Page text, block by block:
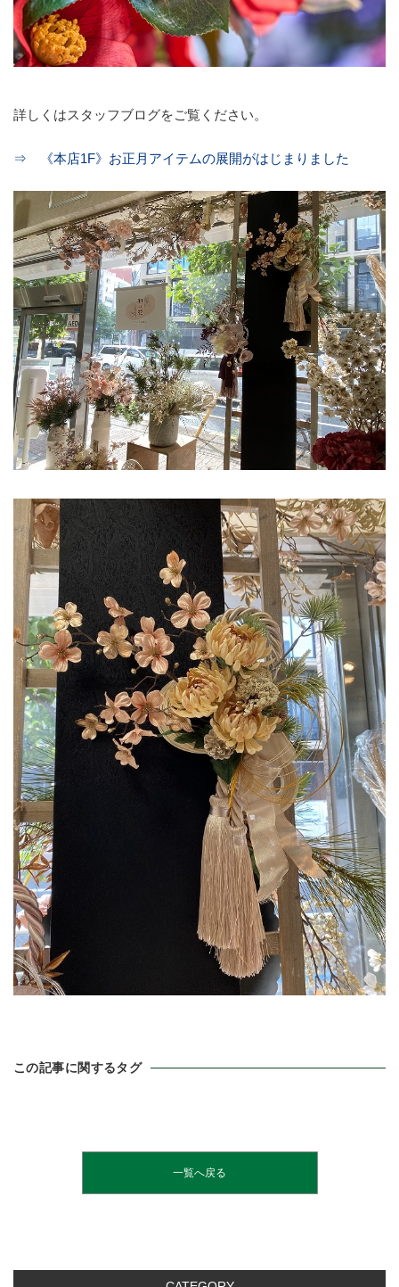
詳しくはスタッフブログをご覧ください。
⇒ 《本店1F》お正月アイテムの展開がはじまりました
この記事に関するタグ
一覧へ戻る